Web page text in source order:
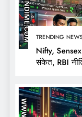
TRENDING
Nifty,
संकेत, RBI